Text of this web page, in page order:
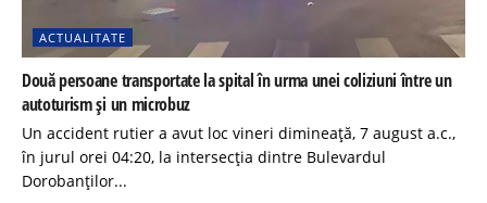
ACTUALITATE
Două persoane transportate la spital în urma unei coliziuni între un
autoturism și un microbuz
Un accident rutier a avut loc vineri dimineață, 7 august a.c.,
în jurul orei 04:20, la intersecția dintre Bulevardul
Dorobanților...